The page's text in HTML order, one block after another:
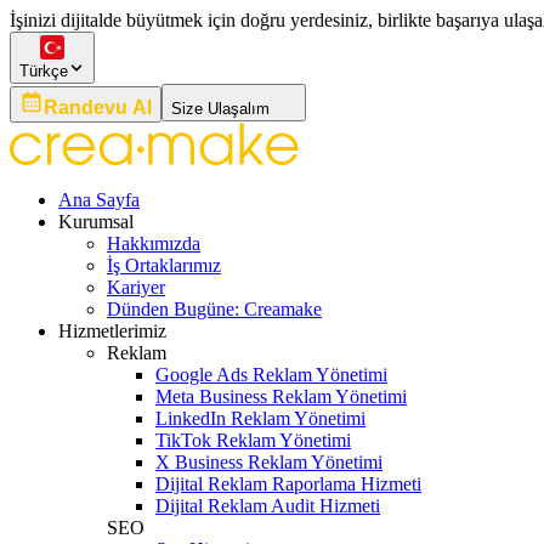
İşinizi dijitalde büyütmek için doğru yerdesiniz, birlikte başarıya
Türkçe
Randevu Al Size Ulaşalım
Ana Sayfa
Kurumsal
Hakkımızda
İş Ortaklarımız
Kariyer
Dünden Bugüne: Creamake
Hizmetlerimiz
Reklam
Google Ads Reklam Yönetimi
Meta Business Reklam Yönetimi
LinkedIn Reklam Yönetimi
TikTok Reklam Yönetimi
X Business Reklam Yönetimi
Dijital Reklam Raporlama Hizmeti
Dijital Reklam Audit Hizmeti
SEO